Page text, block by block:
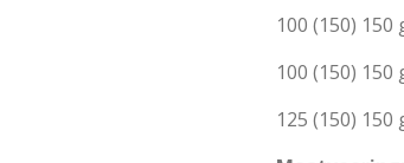
100 (150)
100 (150)
125 (150)